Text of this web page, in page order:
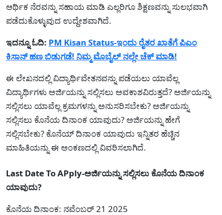
ಆರ್ಥಿಕ ನೆರವನ್ನು ಸಹಾಯ ಮಾಡಿ ಎಲ್ಲರಿಗೂ ಶಿಕ್ಷಣವನ್ನು ಸುಲಭವಾಗಿ
ಪಡೆದುಕೊಳ್ಳುವುದ ಉದ್ದೇಶವಾಗಿದೆ.
ಇದನ್ನೂ ಓದಿ: PM Kisan Status-ಇಂದು ರೈತರ ಖಾತೆಗೆ ಪಿಎಂ
ಕಿಸಾನ್ ಹಣ ಬಿಡುಗಡೆ! ನಿಮ್ಮ ಮೊಬೈಲ್ ನಲ್ಲೇ ಚೆಕ್ ಮಾಡಿ!
ಈ ಲೇಖನದಲ್ಲಿ ವಿದ್ಯಾರ್ಥಿವೇತನವನ್ನು ಪಡೆಯಲು ಯಾವೆಲ್ಲ
ವಿದ್ಯಾರ್ಥಿಗಳು ಅರ್ಜಿಯನ್ನು ಸಲ್ಲಿಸಲು ಅವಕಾಶವಿರುತ್ತದೆ? ಅರ್ಜಿಯನ್ನು
ಸಲ್ಲಿಸಲು ಯಾವೆಲ್ಲ ಕ್ರಮಗಳನ್ನು ಅನುಸರಿಸಬೇಕು? ಅರ್ಜಿಯನ್ನು
ಸಲ್ಲಿಸಲು ಕೊನೆಯ ದಿನಾಂಕ ಯಾವುದು? ಅರ್ಜಿಯನ್ನು ಹೇಗೆ
ಸಲ್ಲಿಸಬೇಕು? ಕೊನೆಯ್ ದಿನಾಂಕ ಯಾವುದು ಇನ್ನಿತರ ಹೆಚ್ಚಿನ
ಮಾಹಿತಿಯನ್ನು ಈ ಅಂಕಣದಲ್ಲಿ ವಿವರಿಸಲಾಗಿದೆ.
Last Date To APply-ಅರ್ಜಿಯನ್ನು ಸಲ್ಲಿಸಲು ಕೊನೆಯ ದಿನಾಂಕ
ಯಾವುದು?
ಕೊನೆಯ ದಿನಾಂಕ: ನವೆಂಬರ್ 21 2025